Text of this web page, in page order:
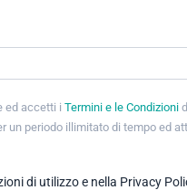
ed accetti i Termini e le Condizioni
un periodo illimitato di tempo ed
di utilizzo e nella Privacy